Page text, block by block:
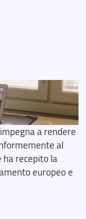
a rendere
al
ha recepito la
europeo e